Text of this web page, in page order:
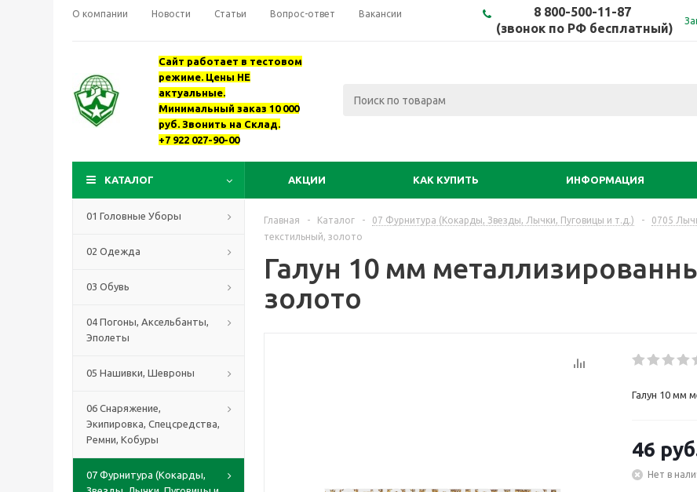
О компании Новости Статьи Вопрос-ответ Вакансии
8 800-500-11-87
(звонок по РФ бесплатный)
Сайт работает в тестовом
режиме. Цены НЕ
актуальные.
Минимальный заказ 10 000
руб. Звонить на Склад.
+7 922 027-90-00
КАТАЛОГ АКЦИИ КАК КУПИТЬ ИНФОРМАЦИЯ
01 Головные Уборы
02 Одежда
03 Обувь
04 Погоны, Аксельбанты,
Эполеты
05 Нашивки, Шевроны
06 Снаряжение,
Экипировка, Спецсредства,
Ремни, Кобуры
07 Фурнитура (Кокарды,
Главная - Каталог - 07 Фурнитура (Кокарды, Звезды, Лычки, Пуговицы и т.д.) - 0705
текстильный, золото
Галун 10 мм
золото
Галун 10 мм
46
Нет в